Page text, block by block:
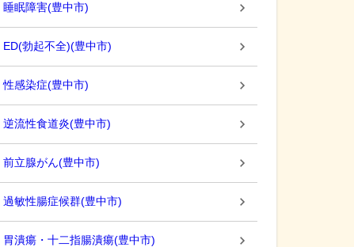
睡眠障害(豊中市)
ED(勃起不全)(豊中市)
性感染症(豊中市)
逆流性食道炎(豊中市)
前立腺がん(豊中市)
過敏性腸症候群(豊中市)
胃潰瘍・十二指腸潰瘍(豊中市)